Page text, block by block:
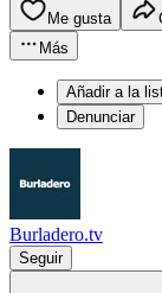
Me gusta
Más
Añadir a la
Denunciar
Burladero.tv
Seguir